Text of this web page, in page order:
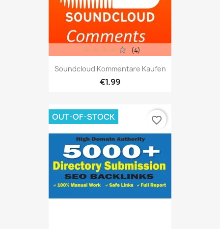
Soundcloud Kommentare Kaufen
€1.99
(4)
OUT-OF-STOCK favorite_border